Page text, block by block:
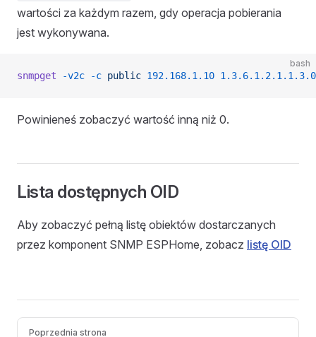
wartości za każdym razem, gdy operacja pobierania
jest wykonywana.
bash
snmpget -v2c -c public 192.168.1.10 1.3.6.1.2.1.1.3.0
Powinieneś zobaczyć wartość inną niż 0.
Lista dostępnych OID
Aby zobaczyć pełną listę obiektów dostarczanych
przez komponent SNMP ESPHome, zobacz listę OID
PagerPoprzednia strona